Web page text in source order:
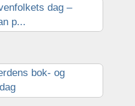
dag –
p...
bok- og